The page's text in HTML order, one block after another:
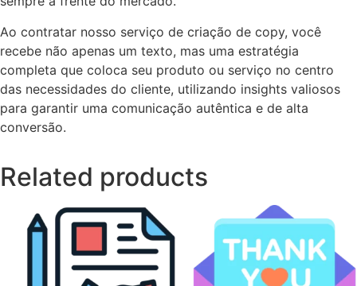
Ao contratar nosso serviço de criação de copy, você
recebe não apenas um texto, mas uma estratégia
completa que coloca seu produto ou serviço no centro
das necessidades do cliente, utilizando insights valiosos
para garantir uma comunicação autêntica e de alta
conversão.
Related products